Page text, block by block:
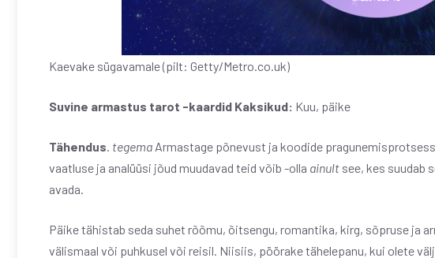
Kaevake sügavamale (pilt: Getty/Metro.co.uk)
Suvine armastus tarot -kaardid Kaksikud: Kuu, päike
Tähendus tegema Armastage põnevust ja koodide
vaatluse ja analüüsi jõud muudavad teid võib -olla ainult see, kes suudab
avada.
Päike tähistab seda suhet rõõmu, õitsengu, romantika, kirg, sõpruse ja
välismaal või puhkusel või reisil. Niisiis, pöörake tähelepanu, kui olete